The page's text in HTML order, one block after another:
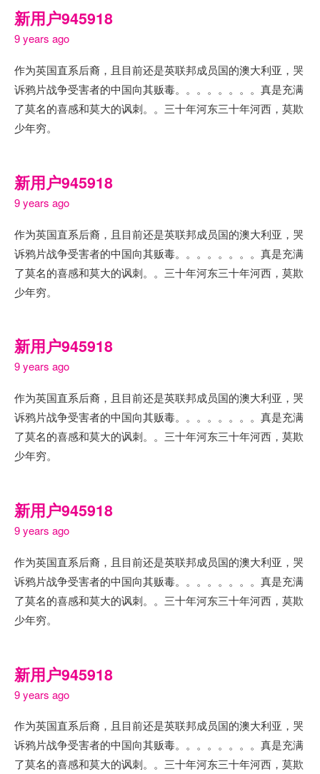
新用户945918
9 years ago
作为英国直系后裔，且目前还是英联邦成员国的澳大利亚，哭
诉鸦片战争受害者的中国向其贩毒。。。。。。。。真是充满
了莫名的喜感和莫大的讽刺。。三十年河东三十年河西，莫欺
少年穷。
新用户945918
9 years ago
作为英国直系后裔，且目前还是英联邦成员国的澳大利亚，哭
诉鸦片战争受害者的中国向其贩毒。。。。。。。。真是充满
了莫名的喜感和莫大的讽刺。。三十年河东三十年河西，莫欺
少年穷。
新用户945918
9 years ago
作为英国直系后裔，且目前还是英联邦成员国的澳大利亚，哭
诉鸦片战争受害者的中国向其贩毒。。。。。。。。真是充满
了莫名的喜感和莫大的讽刺。。三十年河东三十年河西，莫欺
少年穷。
新用户945918
9 years ago
作为英国直系后裔，且目前还是英联邦成员国的澳大利亚，哭
诉鸦片战争受害者的中国向其贩毒。。。。。。。。真是充满
了莫名的喜感和莫大的讽刺。。三十年河东三十年河西，莫欺
少年穷。
新用户945918
9 years ago
作为英国直系后裔，且目前还是英联邦成员国的澳大利亚，哭
诉鸦片战争受害者的中国向其贩毒。。。。。。。。真是充满
了莫名的喜感和莫大的讽刺。。三十年河东三十年河西，莫欺